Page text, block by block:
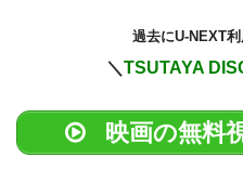
過去にU-NEXT
＼ TSUTAYA
映画の無料